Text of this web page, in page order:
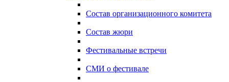
Состав организационного комитета
Состав жюри
Фестивальные встречи
СМИ о фестивале